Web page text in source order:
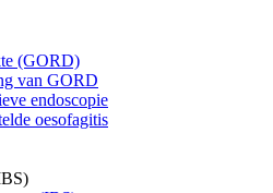
(GORD)
van GORD
endoscopie
oesofagitis